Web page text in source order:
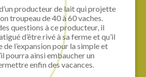
producteur de lait qui projette
troupeau de 40 à 60 vaches.
questions à ce producteur, il
d’être rivé à sa ferme et qu’il
l’expansion pour la simple et
pourra ainsi embaucher un
enfin des vacances.